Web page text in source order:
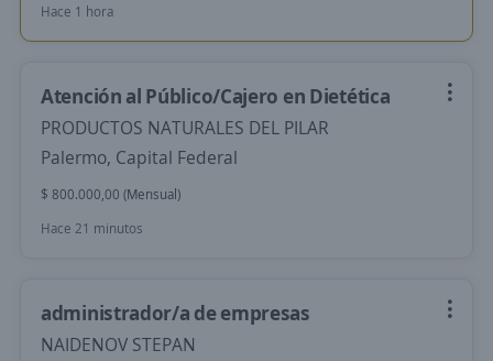
Hace 1 hora
Atención al Público/Cajero en Dietética
PRODUCTOS NATURALES DEL PILAR
Palermo, Capital Federal
$ 800.000,00 (Mensual)
Hace 21 minutos
administrador/a de empresas
NAIDENOV STEPAN